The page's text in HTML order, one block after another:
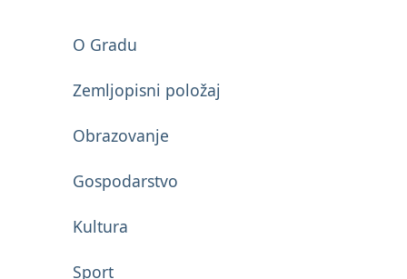
O Gradu
Zemljopisni položaj
Obrazovanje
Gospodarstvo
Kultura
Sport